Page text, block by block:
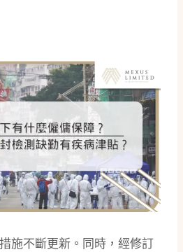
施不斷更新。同時，經修訂